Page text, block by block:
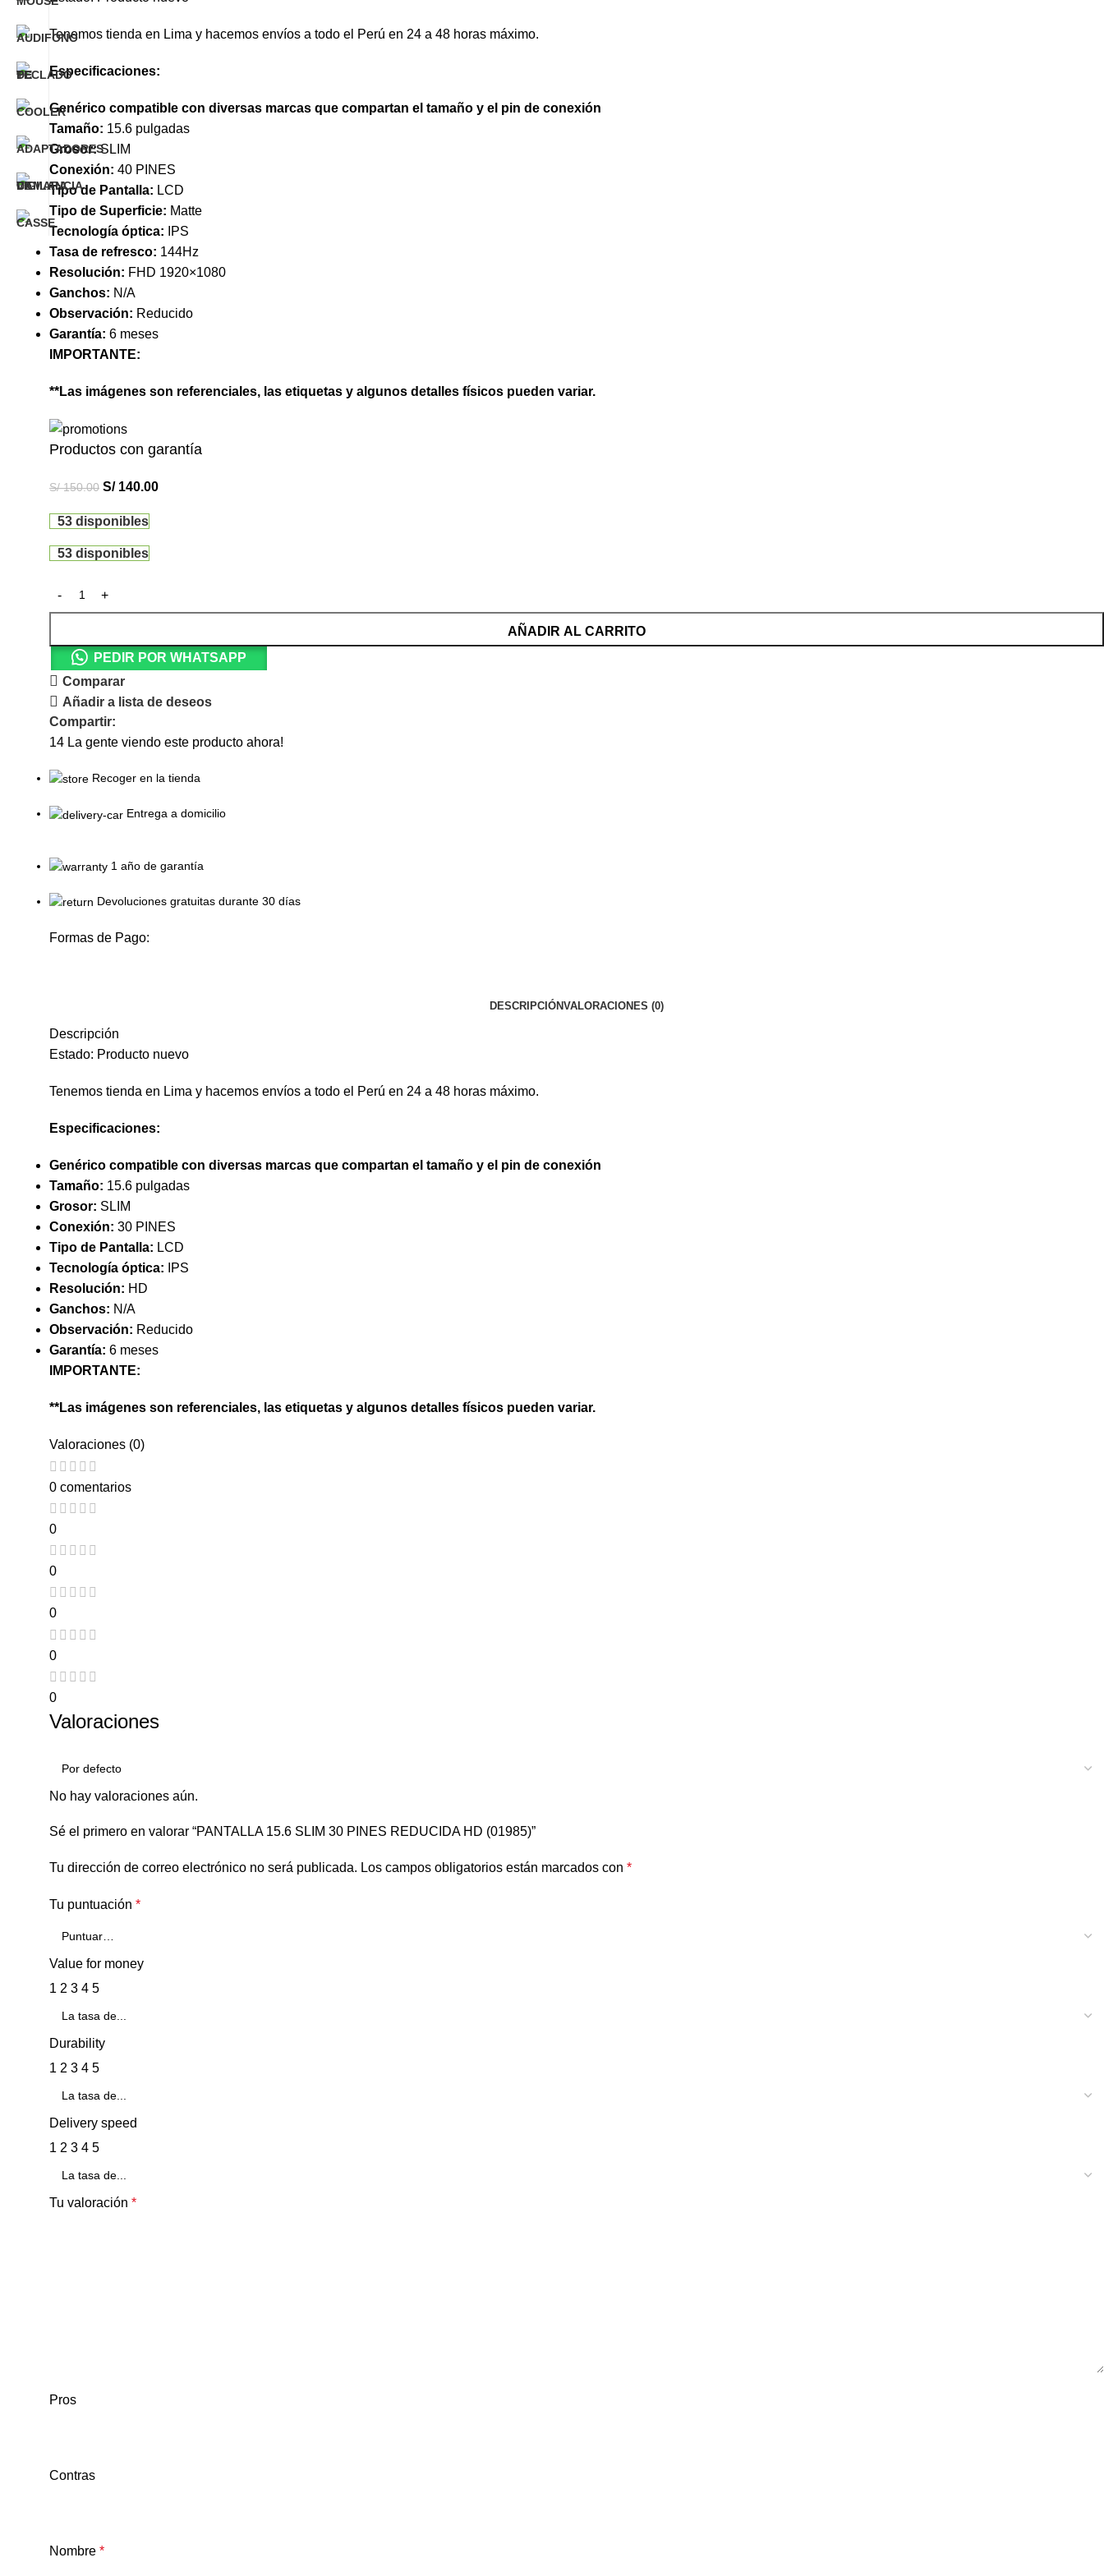
Tenemos tienda en Lima y hacemos envíos a todo el Perú en 24 a 48 horas máximo.
Especificaciones:
Genérico compatible con diversas marcas que compartan el tamaño y el pin de conexión
Tamaño: 15.6 pulgadas
Grosor:SLIM
Conexión: 40 PINES
Tipo de Pantalla: LCD
Tipo de Superficie: Matte
Tecnología óptica:
IPS
Tasa de refresco: 144Hz
Resolución: FHD 1920×1080
Ganchos: N/A
Observación: Reducido
Garantía: 6 meses
IMPORTANTE:
**Las imágenes son referenciales, las etiquetas y algunos detalles físicos pueden variar.
Productos con garantía
S/150.00 S/140.00
53 disponibles
53 disponibles
AÑADIR AL CARRITO
PEDIR POR WHATSAPP
Comparar
Añadir a lista de deseos
Compartir:
14 La gente viendo este producto ahora!
Recoger en la tienda
Entrega a domicilio
1 año de garantía
Devoluciones gratuitas durante 30 días
Formas de Pago:
DESCRIPCIÓNVALORACIONES (0)
Descripción
Estado: Producto nuevo
Tenemos tienda en Lima y hacemos envíos a todo el Perú en 24 a 48 horas máximo.
Especificaciones:
Genérico compatible con diversas marcas que compartan el tamaño y el pin de conexión
Tamaño: 15.6 pulgadas
Grosor: SLIM
Conexión: 30 PINES
Tipo de Pantalla: LCD
Tecnología óptica:
IPS
Resolución: HD
Ganchos: N/A
Observación: Reducido
Garantía: 6 meses
IMPORTANTE:
**Las imágenes son referenciales, las etiquetas y algunos detalles físicos pueden variar.
Valoraciones (0)
0 comentarios
0
0
0
0
0
Valoraciones
No hay valoraciones aún.
Sé el primero en valorar “PANTALLA 15.6 SLIM 30 PINES REDUCIDA HD (01985)”
Tu dirección de correo electrónico no será publicada. Los campos obligatorios están marcados con *
Tu puntuación *
Value for money
1 2 3 4 5
Durability
1 2 3 4 5
Delivery speed
1 2 3 4 5
Tu valoración *
Pros
Contras
Nombre *